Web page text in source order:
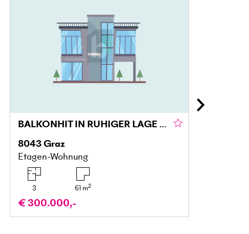
BALKONHIT IN RUHIGER LAGE IM GRÜNEN GRAZ
8043Graz
Etagen-Wohnung
3 61 m2
€ 300.000,-